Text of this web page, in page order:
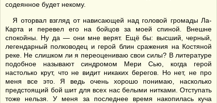
содеянное будет некому.
Я оторвал взгляд от нависающей над головой громады Ла-
Карта и перевел его на бойцов за моей спиной. Внешне
спокойны. Ну да — они мне верят. Ещё бы: высший, черный,
легендарный полководец и герой блин сражения на Костяной
реке. Не слишком ли я переоцениваю свои силы? В литературе
подобное называют синдромом Мери Сью, когда герой
настолько крут, что не видит никаких берегов. Но нет, не про
меня все это. Я ведь очень хорошо понимаю, насколько
предстоящий бой шит для всех нас белыми нитками. Отступать
тоже нельзя. У меня за последнее время накопилась куча